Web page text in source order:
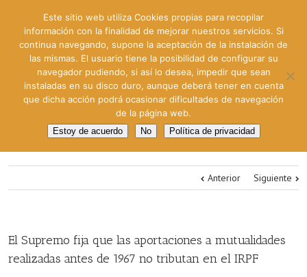
Anterior Siguiente
El Supremo fija que las aportaciones a mutualidades
realizadas antes de 1967 no tributan en el IRPF
Este sitio web utiliza Cookies propias para recopilar
información con la finalidad de mejorar nuestros servicios. Si
continua navegando, supone la aceptación de la instalación de
las mismas. El usuario tiene la posibilidad de configurar su
navegador pudiendo, si así lo desea, impedir que sean
instaladas en su disco duro, aunque deberá tener en cuenta
que dicha acción podrá ocasionar dificultades de navegación
de la página web.
Estoy de acuerdo No Política de privacidad